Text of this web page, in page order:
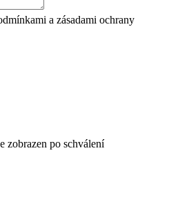
a zásadami ochrany
zobrazen po schválení